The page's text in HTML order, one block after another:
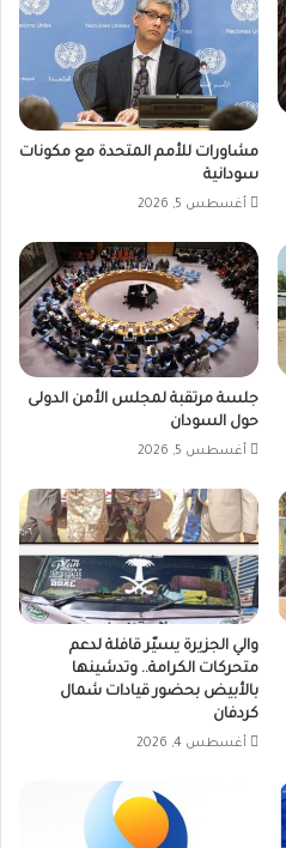
مشاورات للأمم المتحدة مع مكونات
سودانية
أغسطس 5, 2026
جلسة مرتقبة لمجلس الأمن الدولى
حول السودان
أغسطس 5, 2026
والي الجزيرة يسيّر قافلة لدعم
متحركات الكرامة.. وتدشينها
بالأبيض بحضور قيادات شمال
كردفان
أغسطس 4, 2026